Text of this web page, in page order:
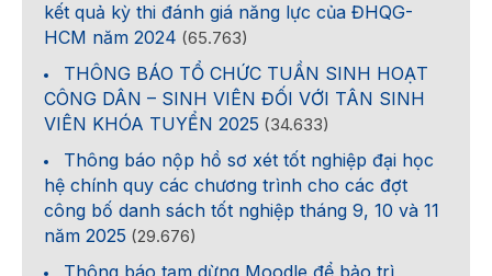
kết quả kỳ thi đánh giá năng lực của ĐHQG-
HCM năm 2024 (65.763)
THÔNG BÁO TỔ CHỨC TUẦN SINH HOẠT
CÔNG DÂN – SINH VIÊN ĐỐI VỚI TÂN SINH
VIÊN KHÓA TUYỂN 2025 (34.633)
Thông báo nộp hồ sơ xét tốt nghiệp đại học
hệ chính quy các chương trình cho các đợt
công bố danh sách tốt nghiệp tháng 9, 10 và 11
năm 2025 (29.676)